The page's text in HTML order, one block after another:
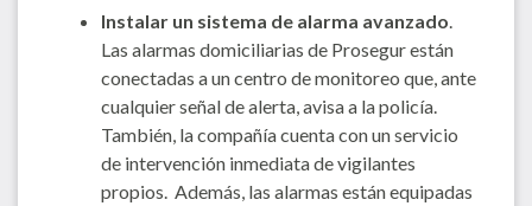
Instalar un sistema de alarma avanzado.
Las alarmas domiciliarias de Prosegur están
conectadas a un centro de monitoreo que, ante
cualquier señal de alerta, avisa a la policía.
También, la compañía cuenta con un servicio
de intervención inmediata de vigilantes
propios. Además, las alarmas están equipadas